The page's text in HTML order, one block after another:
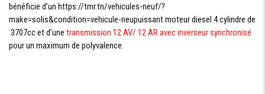
CAPACITÉ
DE LEVAGE
3000 kg
COMMANDE
RELAVAGE
bénéficie d’un https://tmr.tn/vehicules-neuf/?
make=solis&condition=vehicule-neupuissant moteur diesel 4 cylindre de
3707cc et d’une transmission 12 AV/ 12 AR avec inverseur synchronisé
pour un maximum de polyvalence.